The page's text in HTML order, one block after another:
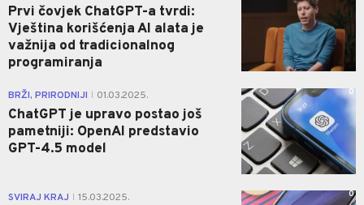
Prvi čovjek ChatGPT-a tvrdi:
Vještina korišćenja AI alata je
važnija od tradicionalnog
programiranja
BRŽI, PRIRODNIJI 01.03.2025.
ChatGPT je upravo postao još
pametniji: OpenAI predstavio
GPT-4.5 model
0
SVIRAJ KRAJ 15.03.2025. 0